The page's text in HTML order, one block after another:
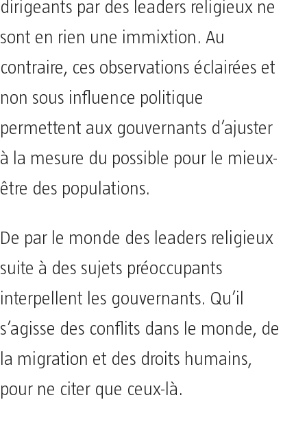
dirigeants par des leaders religieux ne
sont en rien une immixtion. Au
contraire, ces observations éclairées et
non sous influence politique
permettent aux gouvernants d’ajuster
à la mesure du possible pour le mieux-
être des populations.
De par le monde des leaders religieux
suite à des sujets préoccupants
interpellent les gouvernants. Qu’il
s’agisse des conflits dans le monde, de
la migration et des droits humains,
pour ne citer que ceux-là.